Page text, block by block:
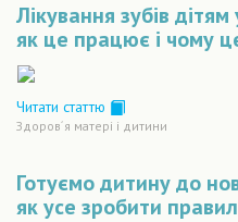
Лікування зубів дітям
як це працює і чому
Читати статтю
Здоров´я матері і дитини
Готуємо дитину до
як усе зробити